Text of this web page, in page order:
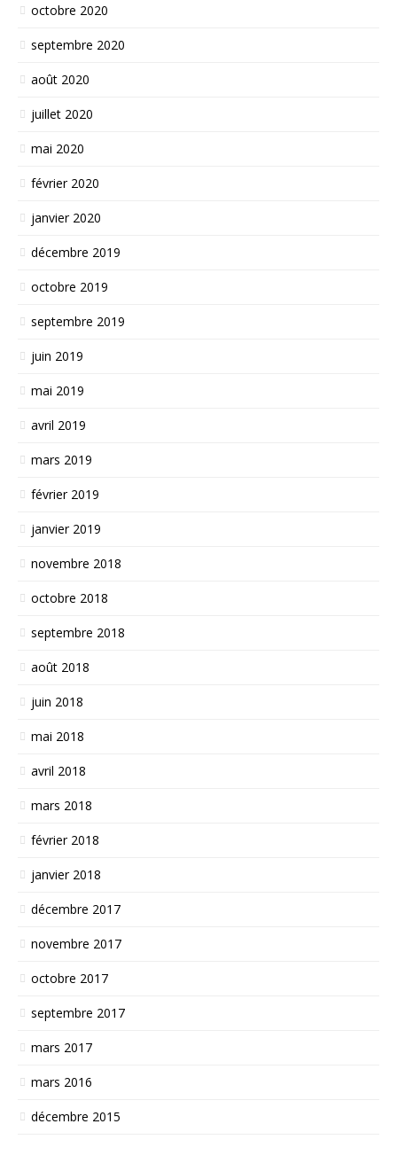
octobre 2020
septembre 2020
août 2020
juillet 2020
mai 2020
février 2020
janvier 2020
décembre 2019
octobre 2019
septembre 2019
juin 2019
mai 2019
avril 2019
mars 2019
février 2019
janvier 2019
novembre 2018
octobre 2018
septembre 2018
août 2018
juin 2018
mai 2018
avril 2018
mars 2018
février 2018
janvier 2018
décembre 2017
novembre 2017
octobre 2017
septembre 2017
mars 2017
mars 2016
décembre 2015